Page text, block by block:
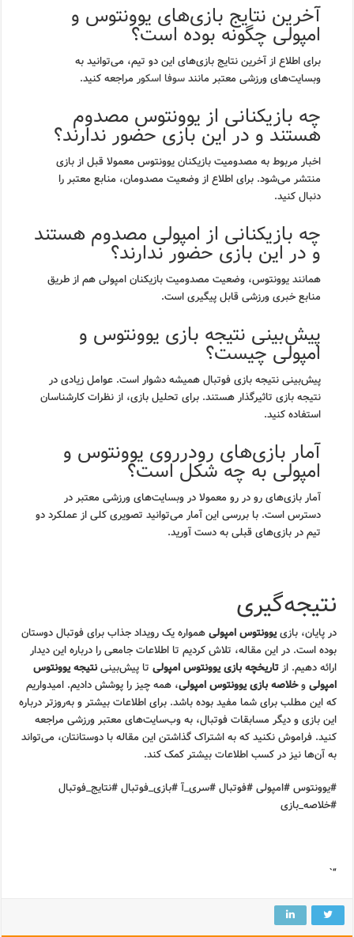
آخرین نتایج بازی‌های یوونتوس و
امپولی چگونه بوده است؟
برای اطلاع از آخرین نتایج بازی‌های این دو تیم، می‌توانید به
وبسایت‌های ورزشی معتبر مانندسوفا اسکور مراجعه کنید.
چه بازیکنانی از یوونتوس مصدوم
هستند و در این بازی حضور ندارند؟
اخبار مربوط به مصدومیت بازیکنان یوونتوس معمولا قبل از بازی
منتشر می‌شود. برای اطلاع از وضعیت مصدومان، منابع معتبر را
دنبال کنید.
چه بازیکنانی از امپولی مصدوم هستند
و در این بازی حضور ندارند؟
همانند یوونتوس، وضعیت مصدومیت بازیکنان امپولی هم از طریق
منابع خبری ورزشی قابل پیگیری است.
پیش‌بینی نتیجه بازی یوونتوس و
امپولی چیست؟
پیش‌بینی نتیجه بازی فوتبال همیشه دشوار است. عوامل زیادی در
نتیجه بازی تاثیرگذار هستند. برای تحلیل بازی، از نظرات کارشناسان
استفاده کنید.
آمار بازی‌های رودرروی یوونتوس و
امپولی به چه شکل است؟
آمار بازی‌های رو در رو معمولا در وبسایت‌های ورزشی معتبر در
دسترس است. با بررسی این آمار می‌توانید تصویری کلی از عملکرد دو
تیم در بازی‌های قبلی به دست آورید.
نتیجه‌گیری
در پایان، بازییوونتوس امپولیهمواره یک رویداد جذاب برای فوتبال دوستان
بوده است. در این مقاله، تلاش کردیم تا اطلاعات جامعی را درباره این دیدار
ارائه دهیم. ازتاریخچه بازی یوونتوس امپولی تا پیش‌بینینتیجه یوونتوس
امپولیوخلاصه بازی یوونتوس امپولی، همه چیز را پوشش دادیم. امیدواریم
که این مطلب برای شما مفید بوده باشد. برای اطلاعات بیشتر و به‌روزتر درباره
این بازی و دیگر مسابقات فوتبال، به وب‌سایت‌های معتبر ورزشی مراجعه
کنید. فراموش نکنید که به اشتراک گذاشتن این مقاله با دوستانتان، می‌تواند
به آن‌ها نیز در کسب اطلاعات بیشتر کمک کند.
#یوونتوس #امپولی #فوتبال #سری_آ #بازی_فوتبال #نتایج_فوتبال
#خلاصه_بازی
“`